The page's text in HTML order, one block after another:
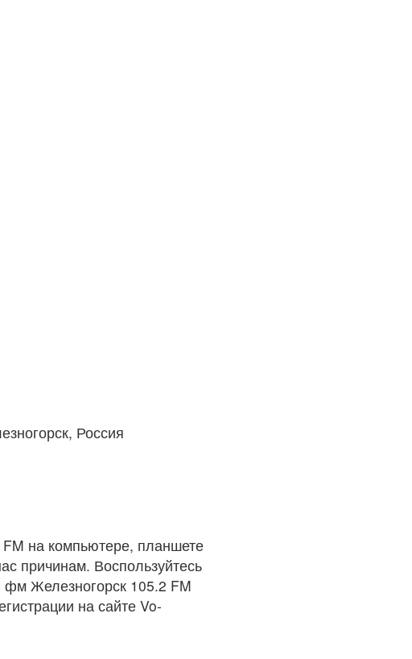
Россия
на компьютере, планшете
причинам. Воспользуйтесь
фм Железногорск 105.2 FM
на сайте Vo-